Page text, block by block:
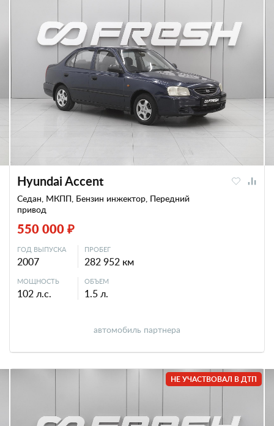
Hyundai Accent
Седан, МКПП, Бензин инжектор, Передний
привод
550 000 ₽
ГОД ВЫПУСКА
2007
ПРОБЕГ
282 952 км
МОЩНОСТЬ
102 л.с.
ОБЪЕМ
1.5 л.
автомобиль партнера
НЕ УЧАСТВОВАЛ В ДТП